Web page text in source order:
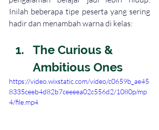
Inilah beberapa tipe peserta yang sering
hadir dan menambah warna di kelas:
The Curious &
Ambitious Ones
https://video.wixstatic.com/video/c0659b_ae45
8335ceeb4d82b7ceeeea02c556d2/1080p/mp
4/file.mp4